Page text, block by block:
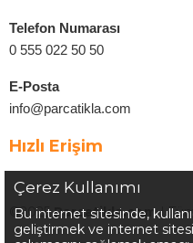
Telefon Numarası
0 555 022 50 50
E-Posta
info@parcatikla.com
Hızlı Erişim
©2025Parcatikla.com| Tüm
Çerez Kullanımı
Bu internet sitesinde,
geliştirmek ve internet